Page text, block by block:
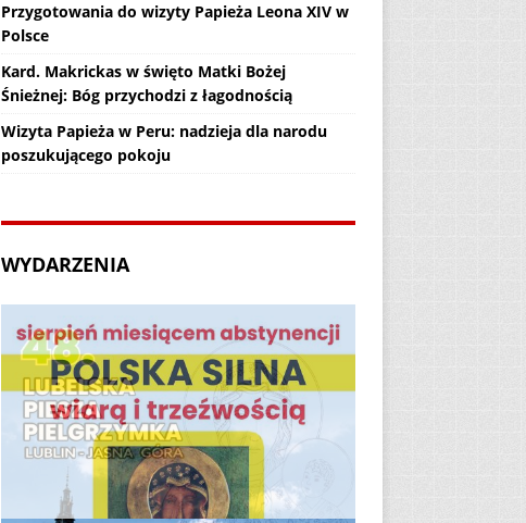
Przygotowania do wizyty Papieża Leona XIV w
Polsce
Kard. Makrickas w święto Matki Bożej
Śnieżnej: Bóg przychodzi z łagodnością
Wizyta Papieża w Peru: nadzieja dla narodu
poszukującego pokoju
WYDARZENIA